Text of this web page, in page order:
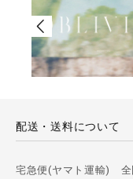
配送・送料について
宅急便(ヤマト運輸) 全